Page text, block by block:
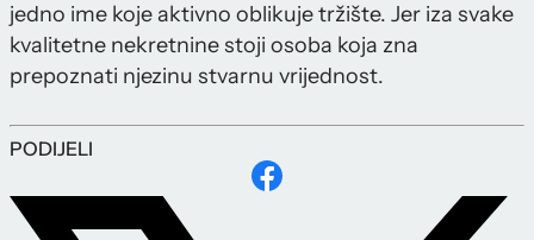
jedno ime koje aktivno oblikuje tržište. Jer iza svake
kvalitetne nekretnine stoji osoba koja zna
prepoznati njezinu stvarnu vrijednost.
PODIJELI